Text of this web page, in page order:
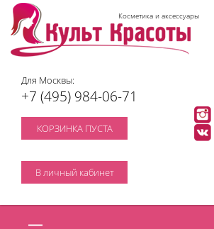
Косметика и аксессуары
Для Москвы:
+7 (495) 984-06-71
КОРЗИНКА ПУСТА
В личный кабинет